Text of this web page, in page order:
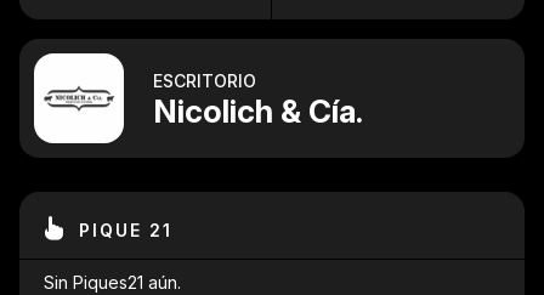
ESCRITORIO
Nicolich & Cía.
PIQUE 21
Sin Piques21 aún.